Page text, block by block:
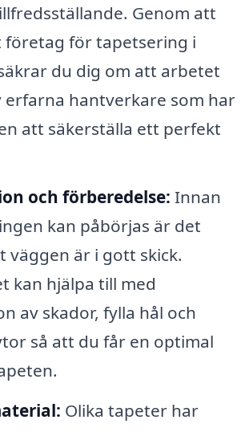
Genom att
företag för tapetsering i
du dig om att arbetet
erfarna hantverkare som har
att säkerställa ett perfekt
och förberedelse: Innan
kan påbörjas är det
väggen är i gott skick.
kan hjälpa till med
av skador, fylla hål och
så att du får en optimal
Olika tapeter har